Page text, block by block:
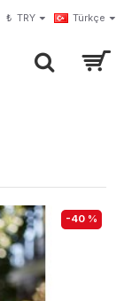
₺ TRY Türkçe
-40 %